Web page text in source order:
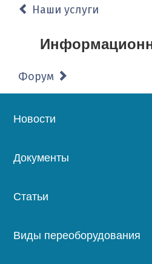
Наши услуги
Форум
Основная
Новости
Документы
Статьи
Виды переоборудования